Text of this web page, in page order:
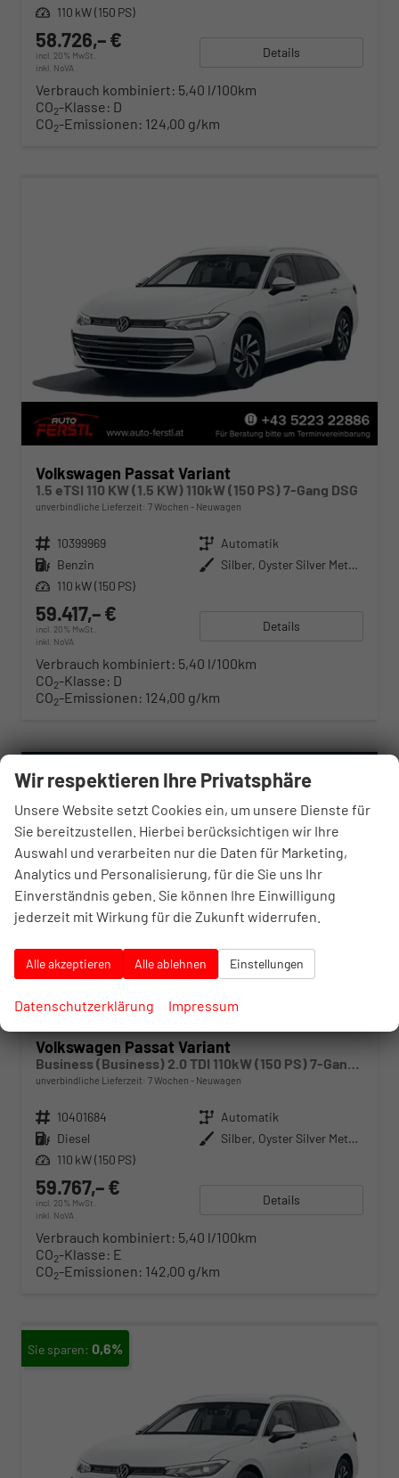
Leistung 110 kW (150 PS)
58.726,– €
incl. 20% MwSt.
inkl. NoVA
Details
Verbrauch kombiniert: 5,40 l/100km
CO2-Klasse: D
CO2-Emissionen: 124,00 g/km
Volkswagen Passat Variant
1.5 eTSI 110 KW (1.5 KW) 110kW (150 PS) 7-Gang DSG
unverbindliche Lieferzeit: 7 Wochen Neuwagen
Fahrzeugnr. 10399969 Getriebe Automatik
Kraftstoff Benzin Außenfarbe
Silber, Oyster Silver Metallic (F0)
Leistung 110 kW (150 PS)
59.417,– €
incl. 20% MwSt.
inkl. NoVA
Details
Verbrauch kombiniert: 5,40 l/100km
CO2-Klasse: D
CO2-Emissionen: 124,00 g/km
Volkswagen Passat Variant
Business (Business) 2.0 TDI 110kW (150 PS) 7-Gang DSG
unverbindliche Lieferzeit: 7 Wochen Neuwagen
Fahrzeugnr. 10401684 Getriebe Automatik
Kraftstoff Diesel Außenfarbe
Silber, Oyster Silver Metallic (F0)
Leistung 110 kW (150 PS)
59.767,– €
incl. 20% MwSt.
inkl. NoVA
Details
Verbrauch kombiniert: 5,40 l/100km
CO2-Klasse: E
CO2-Emissionen: 142,00 g/km
0,6%
Wir respektieren Ihre Privatsphäre
Unsere Website setzt Cookies ein, um unsere Dienste für
Sie bereitzustellen. Hierbei berücksichtigen wir Ihre
Auswahl und verarbeiten nur die Daten für Marketing,
Analytics und Personalisierung, für die Sie uns Ihr
Einverständnis geben. Sie können Ihre Einwilligung
jederzeit mit Wirkung für die Zukunft widerrufen.
Alle akzeptieren Alle ablehnen Einstellungen
Datenschutzerklärung Impressum